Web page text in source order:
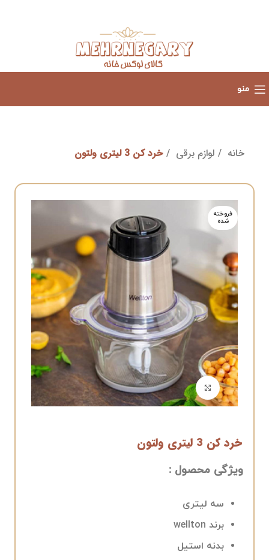
منو
خانه لوازم برقی خرد کن 3 لیتری ولتون
فروخته
شده
برای بزرگنمایی کلیک کنید
خرد کن 3 لیتری ولتون
ویژگی محصول :
سه لیتری
برند wellton
بدنه استیل